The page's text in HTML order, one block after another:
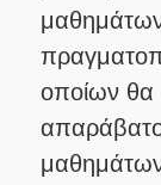
οποίων θα